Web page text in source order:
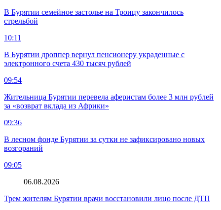
В Бурятии семейное застолье на Троицу закончилось
стрельбой
10:11
В Бурятии дроппер вернул пенсионеру украденные с
электронного счета 430 тысяч рублей
09:54
Жительница Бурятии перевела аферистам более 3 млн рублей
за «возврат вклада из Африки»
09:36
В лесном фонде Бурятии за сутки не зафиксировано новых
возгораний
09:05
06.08.2026
Трем жителям Бурятии врачи восстановили лицо после ДТП